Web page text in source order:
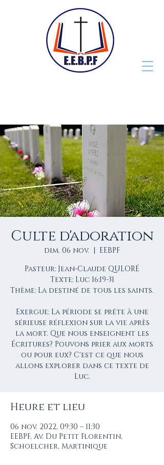
Culte d'adoration
dim. 06 nov.
  |
EEBPF
Pasteur: Jean-Claude QULORÉ
Texte: Luc 16:19-31
Thème: La destiné de tous les saints.
Exergue: La période se prête à une
sérieuse réflexion sur la vie après
la mort. Que nous enseignent les
Écritures? Pouvons prier aux morts
ou pour eux? C'est ce que nous
allons explorer dans ce texte de
Luc.
Heure et lieu
06 nov. 2022, 09:30 – 11:30
EEBPF, Av. Du Petit Florentin,
Schoelcher, Martinique